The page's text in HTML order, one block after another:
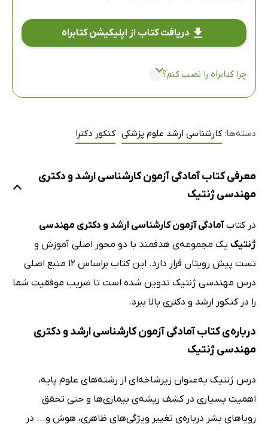
دریافت کتاب از اپلیکیشن کتابراه
چرا کتابراه را نصب کنم؟
دسته‌ها: کارشناسی ارشد علوم پزشکی کنکور دکترا
معرفی کتاب آمادگی آزمون کارشناسی ارشد و دکتری
مهندسی ژنتیک
در کتابآمادگی آزمون کارشناسی ارشد و دکتری مهندسی
ژنتیک یک مجموعه‌ی هدفمند با دو محور اصلی آموزش و
تست پیش رویتان قرار دارد. این کتاب براساس 12 منبع اصلی
درس مهندسی ژنتیک تدوین شده است تا ضریب موفقیت شما
را در کنکور ارشد و دکتری بالا ببرد.
درباره‌ی کتاب آمادگی آزمون کارشناسی ارشد و دکتری
مهندسی ژنتیک
درس ژنتیک به‌عنوان زیرشاخه‌ای از رشته‌های علوم پایه،
اهمیت بسیاری در کشف ریشه‌ی بیماری‌ها و حتی تحقق
رویاهای بشر درباره‌ی تغییر ویژگی‌های ظاهری، هوش و... در